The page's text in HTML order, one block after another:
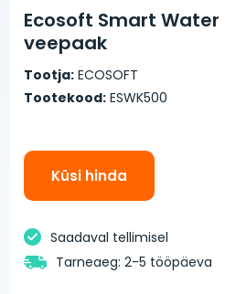
Ecosoft Smart Water
veepaak
Tootja: ECOSOFT
Tootekood: ESWK500
Küsi hinda
Saadaval tellimisel
Tarneaeg: 2-5 tööpäeva